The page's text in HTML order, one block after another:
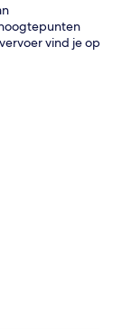
vind je op